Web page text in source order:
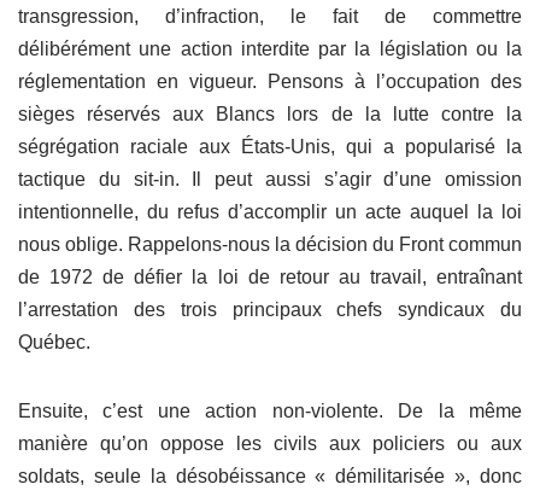
transgression, d’infraction, le fait de commettre
délibérément une action interdite par la législation ou la
réglementation en vigueur. Pensons à l’occupation des
sièges réservés aux Blancs lors de la lutte contre la
ségrégation raciale aux États-Unis, qui a popularisé la
tactique du sit-in. Il peut aussi s’agir d’une omission
intentionnelle, du refus d’accomplir un acte auquel la loi
nous oblige. Rappelons-nous la décision du Front commun
de 1972 de défier la loi de retour au travail, entraînant
l’arrestation des trois principaux chefs syndicaux du
Québec.
Ensuite, c’est une action non-violente. De la même
manière qu’on oppose les civils aux policiers ou aux
soldats, seule la désobéissance « démilitarisée », donc